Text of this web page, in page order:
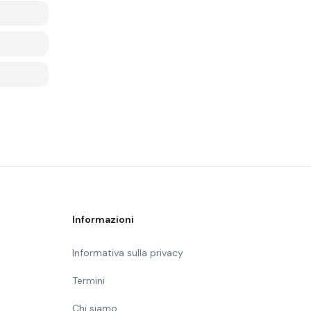
Informazioni
Informativa sulla privacy
Termini
Chi siamo